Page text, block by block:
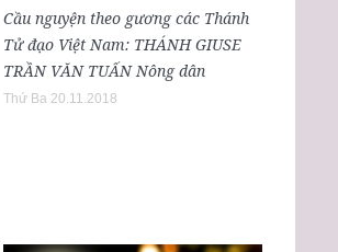
Cầu nguyện theo gương các Thánh
Tử đạo Việt Nam: THÁNH GIUSE
TRẦN VĂN TUẤN Nông dân
Thứ Ba 20.11.2018